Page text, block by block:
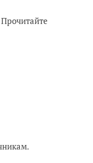
Прочитайте